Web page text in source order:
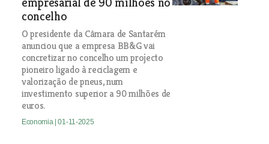
concelho
O presidente da Câmara de Santarém
anunciou que a empresa BB&G vai
concretizar no concelho um projecto
pioneiro ligado à reciclagem e
valorização de pneus, num
investimento superior a 90 milhões de
euros.
Economia | 01-11-2025